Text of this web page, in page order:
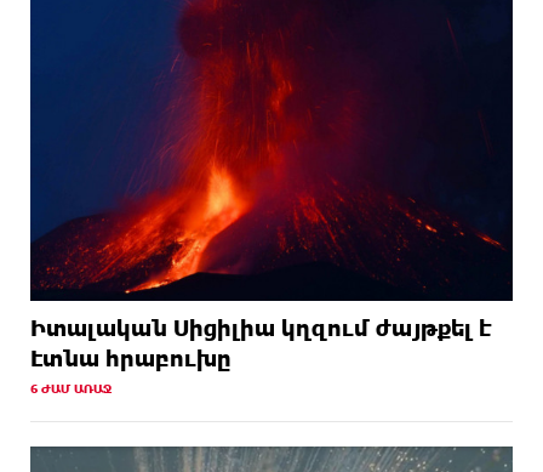
Իտալական Սիցիլիա կղզում ժայթքել է
Էտնա հրաբուխը
6 ԺԱՄ ԱՌԱՋ